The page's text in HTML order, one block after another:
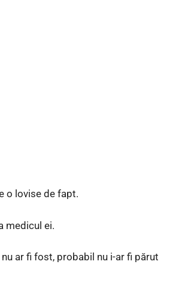
o lovise de fapt.
medicul ei.
ar fi fost, probabil nu i-ar fi părut